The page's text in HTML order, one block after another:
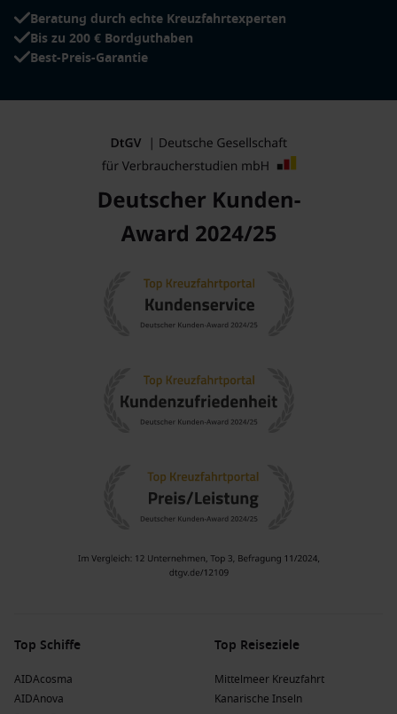
Beratung durch echte Kreuzfahrtexperten
Bis zu 200 € Bordguthaben
Best-Preis-Garantie
Top Schiffe
AIDAcosma
AIDAnova
Top Reiseziele
Mittelmeer Kreuzfahrt
Kanarische Inseln